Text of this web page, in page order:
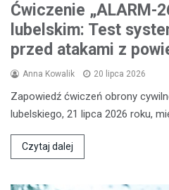
Ćwiczenie „ALARM-
lubelskim: Test
przed atakami z
Anna Kowalik 20 lipca 2026
Zapowiedź ćwiczeń obrony
lubelskiego, 21 lipca 2026 roku,
Czytaj dalej